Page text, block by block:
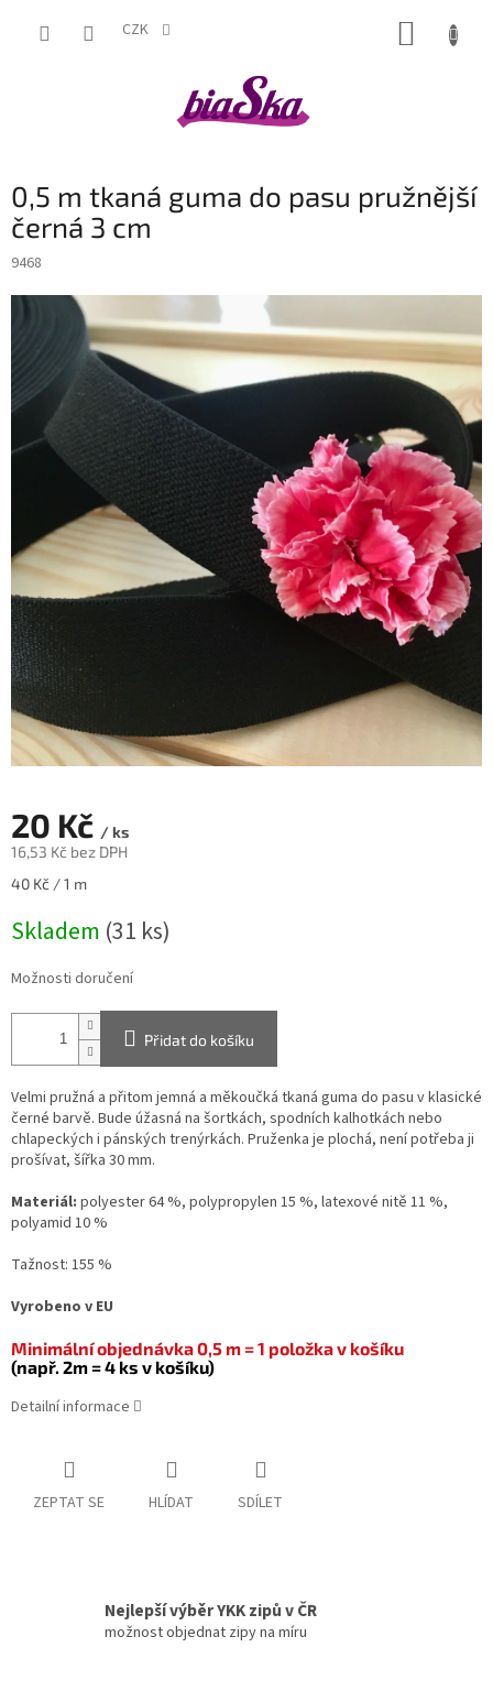
CZK
0,5 m tkaná guma do pasu pružnější
černá 3 cm
9468
20 Kč / ks
16,53 Kč bez DPH
Měrná
40 Kč / 1 m
Skladem (31 ks)
Možnosti doručení
Přidat do košíku
Velmi pružná a přitom jemná a měkoučká tkaná guma do pasu v klasické
černé barvě. Bude úžasná na šortkách, spodních kalhotkách nebo
chlapeckých i pánských trenýrkách. Pruženka je plochá, není potřeba ji
prošívat, šířka 30 mm.
Materiál: polyester 64 %, polypropylen 15 %, latexové nitě 11 %,
polyamid 10 %
Tažnost: 155 %
Vyrobeno v EU
Minimální objednávka 0,5 m = 1 položka v košíku
(např. 2m = 4 ks v košíku)
Detailní informace
ZEPTAT SE HLÍDAT SDÍLET
Nejlepší výběr YKK zipů v ČR
možnost objednat zipy na míru